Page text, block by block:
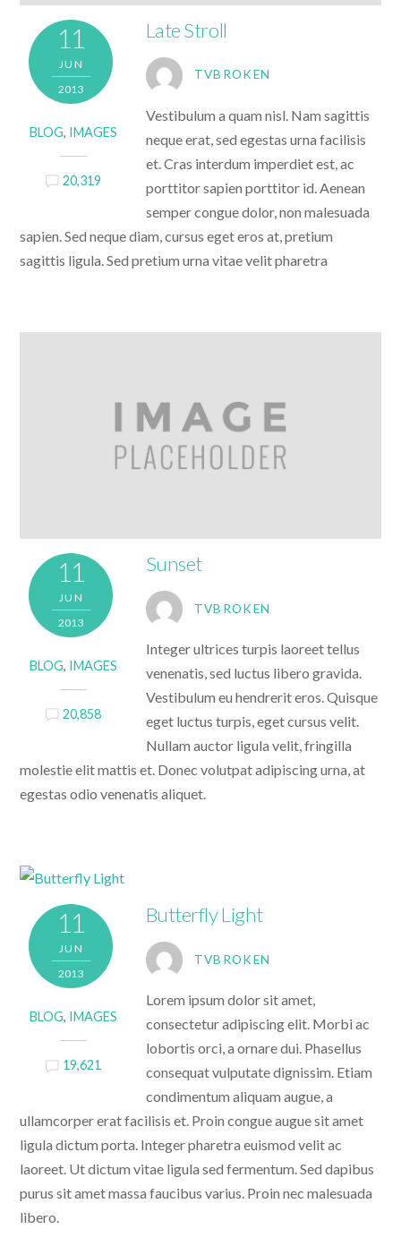
11
JUN
2013
BLOG, IMAGES
20,319
Late Stroll
TVBROKEN
Vestibulum a quam nisl. Nam sagittis
neque erat, sed egestas urna facilisis
et. Cras interdum imperdiet est, ac
porttitor sapien porttitor id. Aenean
semper congue dolor, non malesuada
sapien. Sed neque diam, cursus eget eros at, pretium
sagittis ligula. Sed pretium urna vitae velit pharetra
11
JUN
2013
BLOG, IMAGES
20,858
Sunset
TVBROKEN
Integer ultrices turpis laoreet tellus
venenatis, sed luctus libero gravida.
Vestibulum eu hendrerit eros. Quisque
eget luctus turpis, eget cursus velit.
Nullam auctor ligula velit, fringilla
molestie elit mattis et. Donec volutpat adipiscing urna, at
egestas odio venenatis aliquet.
11
JUN
2013
BLOG, IMAGES
19,621
Butterfly Light
TVBROKEN
Lorem ipsum dolor sit amet,
consectetur adipiscing elit. Morbi ac
lobortis orci, a ornare dui. Phasellus
consequat vulputate dignissim. Etiam
condimentum aliquam augue, a
ullamcorper erat facilisis et. Proin congue augue sit amet
ligula dictum porta. Integer pharetra euismod velit ac
laoreet. Ut dictum vitae ligula sed fermentum. Sed dapibus
purus sit amet massa faucibus varius. Proin nec malesuada
libero.